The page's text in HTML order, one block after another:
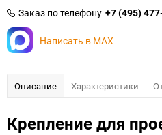
Заказ по телефону +7 (495)
Написать в MAX
Описание Характеристики
Крепление для